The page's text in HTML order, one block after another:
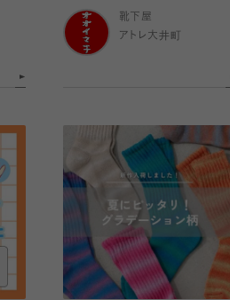
靴下屋
アトレ大井町